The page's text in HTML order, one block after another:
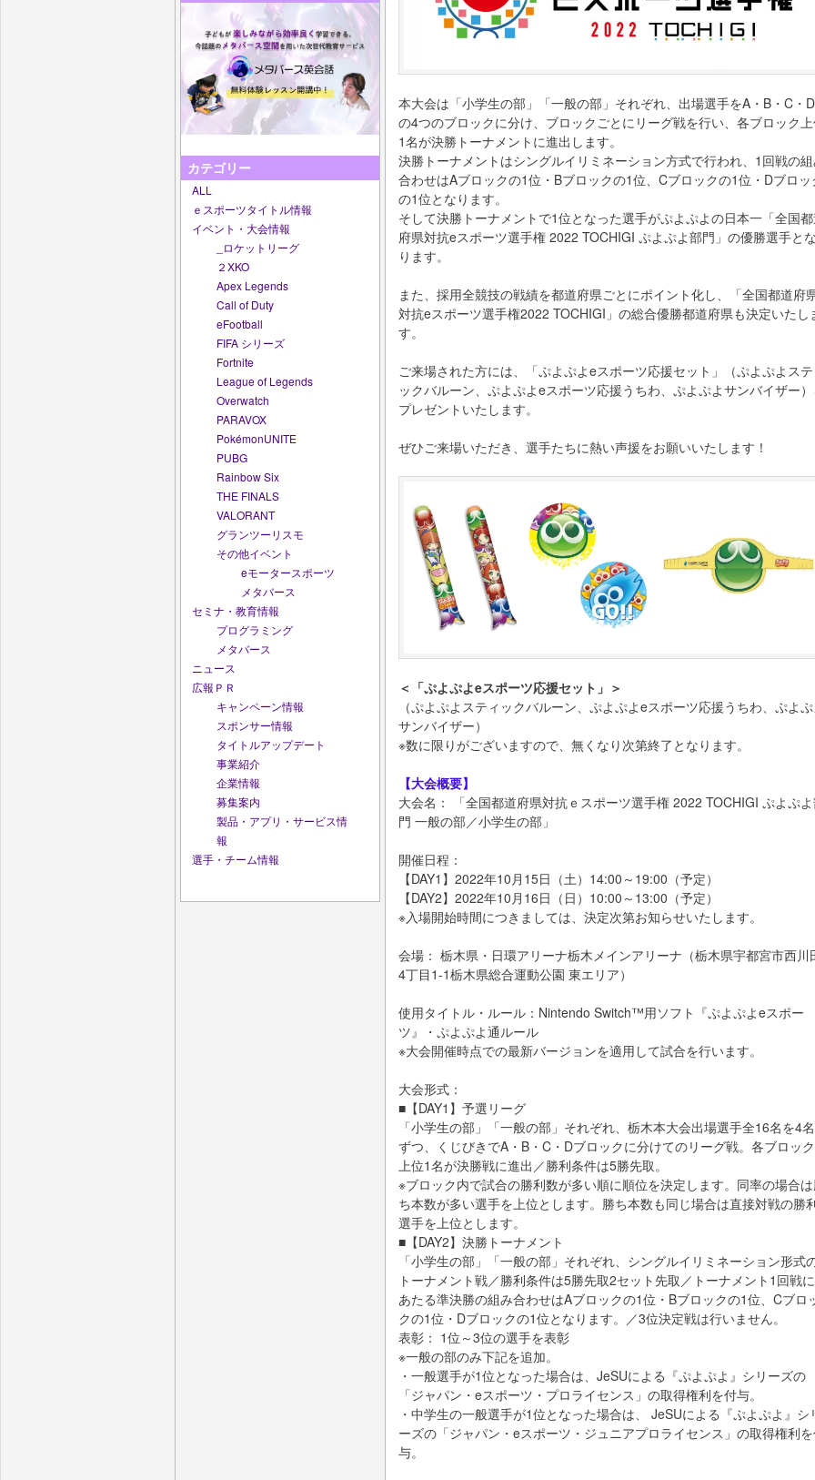
カテゴリー
ALL
ｅスポーツタイトル情報
イベント・大会情報
_ロケットリーグ
２XKO
Apex Legends
Call of Duty
eFootball
FIFA シリーズ
Fortnite
League of Legends
Overwatch
PARAVOX
PokémonUNITE
PUBG
Rainbow Six
THE FINALS
VALORANT
グランツーリスモ
その他イベント
eモータースポーツ
メタバース
セミナ・教育情報
プログラミング
メタバース
ニュース
広報ＰＲ
キャンペーン情報
スポンサー情報
タイトルアップデート
事業紹介
企業情報
募集案内
製品・アプリ・サービス情
報
選手・チーム情報
本大会は「小学生の部」「一般の部」それぞれ、出場選手をA・B・C・D
の4つのブロックに分け、ブロックごとにリーグ戦を行い、各ブロック
1名が決勝トーナメントに進出します。
決勝トーナメントはシングルイリミネーション方式で行われ、1回戦の
合わせはAブロックの1位・Bブロックの1位、Cブロックの1位・Dブロッ
の1位となります。
そして決勝トーナメントで1位となった選手がぷよぷよの日本一「全国
府県対抗eスポーツ選手権 2022 TOCHIGI ぷよぷよ部門」の優勝選手と
ります。
また、採用全競技の戦績を都道府県ごとにポイント化し、「全国都道府
対抗eスポーツ選手権2022 TOCHIGI」の総合優勝都道府県も決定いたし
す。
ご来場された方には、「ぷよぷよeスポーツ応援セット」（ぷよぷよス
ックバルーン、ぷよぷよeスポーツ応援うちわ、ぷよぷよサンバイザー
プレゼントいたします。
ぜひご来場いただき、選手たちに熱い声援をお願いいたします！
＜「ぷよぷよeスポーツ応援セット」＞
（ぷよぷよスティックバルーン、ぷよぷよeスポーツ応援うちわ、ぷよ
サンバイザー）
※数に限りがございますので、無くなり次第終了となります。
【大会概要】
大会名： 「全国都道府県対抗ｅスポーツ選手権 2022 TOCHIGI ぷよぷ
門 一般の部／小学生の部」
開催日程：
【DAY1】2022年10月15日（土）14:00～19:00（予定）
【DAY2】2022年10月16日（日）10:00～13:00（予定）
※入場開始時間につきましては、決定次第お知らせいたします。
会場： 栃木県・日環アリーナ栃木メインアリーナ（栃木県宇都宮市西川
4丁目1-1栃木県総合運動公園 東エリア）
使用タイトル・ルール：Nintendo Switch™用ソフト『ぷよぷよeスポー
ツ』・ぷよぷよ通ルール
※大会開催時点での最新バージョンを適用して試合を行います。
大会形式：
■【DAY1】予選リーグ
「小学生の部」「一般の部」それぞれ、栃木本大会出場選手全16名を4名
ずつ、くじびきでA・B・C・Dブロックに分けてのリーグ戦。各ブロック
上位1名が決勝戦に進出／勝利条件は5勝先取。
※ブロック内で試合の勝利数が多い順に順位を決定します。同率の場合
ち本数が多い選手を上位とします。勝ち本数も同じ場合は直接対戦の勝
選手を上位とします。
■【DAY2】決勝トーナメント
「小学生の部」「一般の部」それぞれ、シングルイリミネーション形式
トーナメント戦／勝利条件は5勝先取2セット先取／トーナメント1回戦に
あたる準決勝の組み合わせはAブロックの1位・Bブロックの1位、Cブロ
クの1位・Dブロックの1位となります。／3位決定戦は行いません。
表彰： 1位～3位の選手を表彰
※一般の部のみ下記を追加。
・一般選手が1位となった場合は、JeSUによる『ぷよぷよ』シリーズの
「ジャパン・eスポーツ・プロライセンス」の取得権利を付与。
・中学生の一般選手が1位となった場合は、 JeSUによる『ぷよぷよ』シ
ーズの「ジャパン・eスポーツ・ジュニアプロライセンス」の取得権利
与。